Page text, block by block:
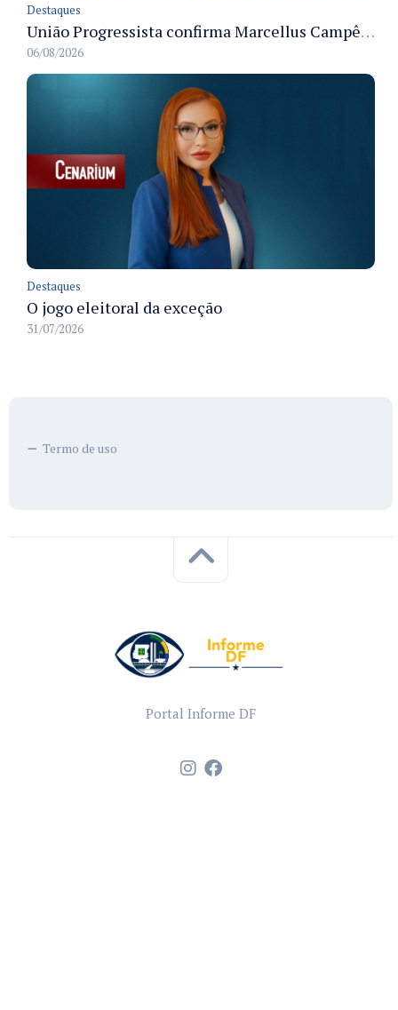
Destaques
União Progressista confirma Marcellus Campêlo como candidato a deputado estadual
06/08/2026
Destaques
O jogo eleitoral da exceção
31/07/2026
Termo de uso
Portal Informe DF